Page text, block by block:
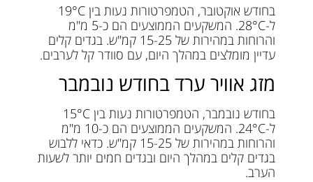
בחודש אוקטובר, הטמפרטורות נעות בין 19°C
ל-28°C. המשקעים הממוצעים הם כ-5 מ"מ
והרוחות במהירות של 15-25 קמ"ש. בגדים קלים
עדיין מומלצים במהלך היום, עם סוודר קל לערבים.
מזג אוויר ערד בחודש נובמבר
בחודש נובמבר, הטמפרטורות נעות בין 15°C
ל-24°C. המשקעים הממוצעים הם כ-10 מ"מ
והרוחות במהירות של 15-25 קמ"ש. כדאי ללבוש
בגדים קלים במהלך היום ובגדים חמים יותר לשעות
הערב.